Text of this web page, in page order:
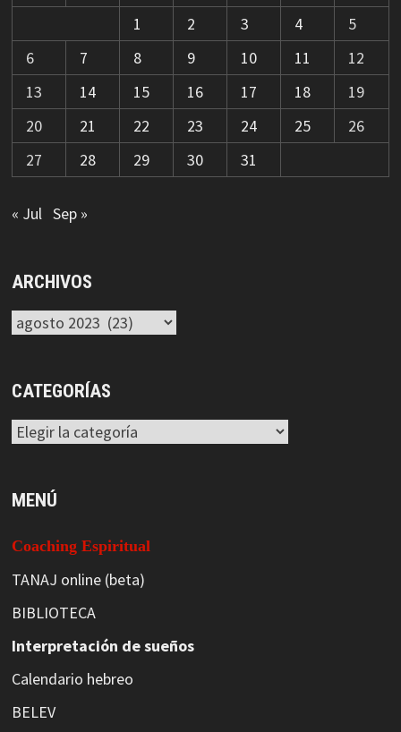
1
2 3 4
5
6
7 8 9 10 11
12
13
14 15 16 17 18
19
20
21 22 23 24 25
26
27
28 29 30 31
« Jul Sep »
ARCHIVOS
Archivos
CATEGORÍAS
Categorías
MENÚ
Coaching Espiritual
TANAJ online (beta)
BIBLIOTECA
Interpretación de sueños
Calendario hebreo
BELEV